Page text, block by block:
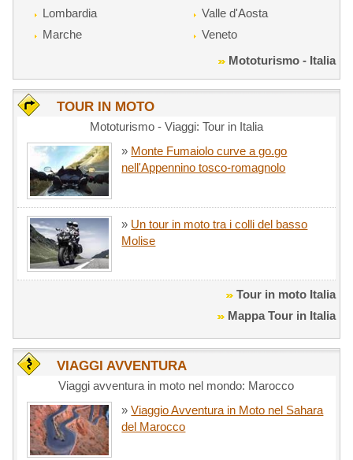
Lombardia
Marche
Valle d'Aosta
Veneto
Mototurismo - Italia
TOUR IN MOTO
Mototurismo - Viaggi: Tour in Italia
» Monte Fumaiolo curve a go.go
nell'Appennino tosco-romagnolo
» Un tour in moto tra i colli del basso
Molise
Tour in moto Italia
Mappa Tour in Italia
VIAGGI AVVENTURA
Viaggi avventura in moto nel mondo: Marocco
»Viaggio Avventura in Moto nel Sahara
del Marocco